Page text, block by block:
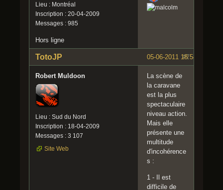
Lieu : Montréal
Inscription : 20-04-2009
Messages : 985
Hors ligne
#7
05-06-2011 18:58:13
TotoJP
Robert Muldoon
Lieu : Sud du Nord
Inscription : 18-04-2009
Messages : 3 107
Site Web
La scène de
la caravane
est la plus
spectaculaire
niveau action.
Mais elle
présente une
multitude
d'incohérence
s :
1 - Il est
difficile de